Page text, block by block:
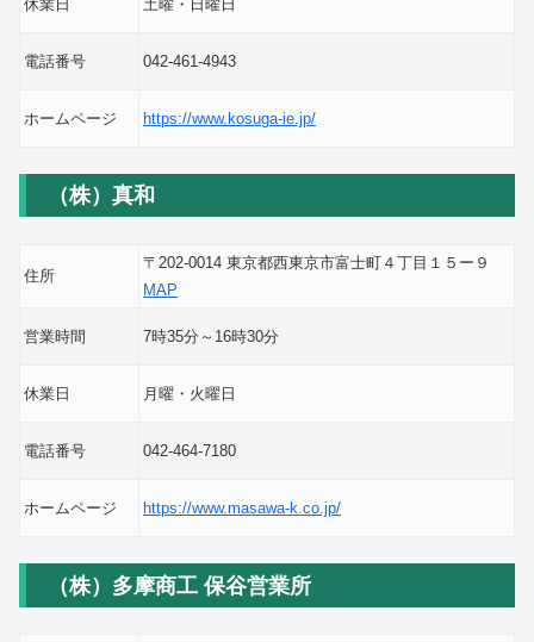
休業日 土曜・日曜日
電話番号 042-461-4943
ホームページ https://www.kosuga-ie.jp/
（株）真和
住所
〒202-0014 東京都西東京市富士町４丁目１５ー９
MAP
営業時間 7時35分～16時30分
休業日 月曜・火曜日
電話番号 042-464-7180
ホームページ https://www.masawa-k.co.jp/
（株）多摩商工 保谷営業所